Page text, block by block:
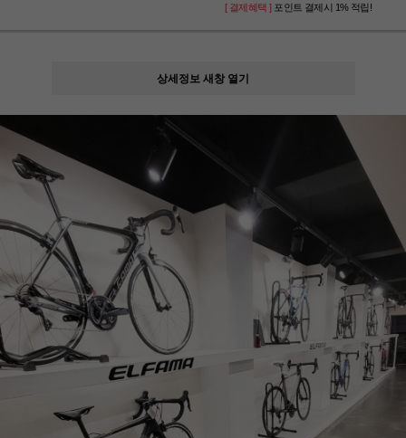
페이코 ID로
[ 결제혜택 ] 포인트 결제시 1% 적립!
상세정보 새창 열기